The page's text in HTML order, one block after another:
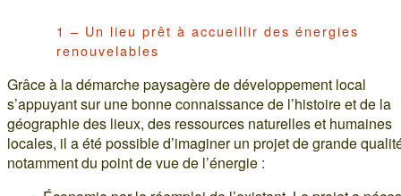
1 – Un lieu prêt à accueillir des énergies
renouvelables
Grâce à la démarche paysagère de développement local
s’appuyant sur une bonne connaissance de l’histoire et de la
géographie des lieux, des ressources naturelles et humaines
locales, il a été possible d’imaginer un projet de grande
notamment du point de vue de l’énergie :